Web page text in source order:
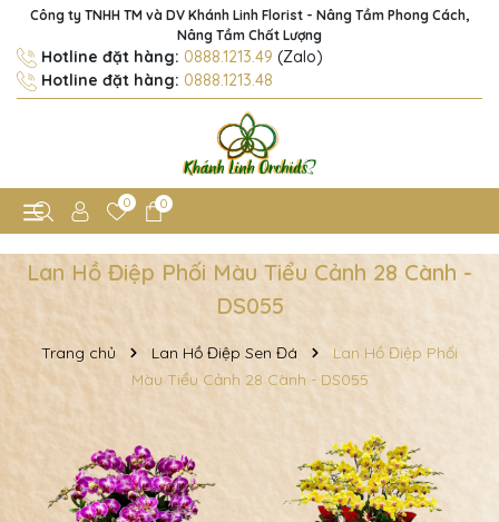
Công ty TNHH TM và DV Khánh Linh Florist - Nâng Tầm Phong Cách,
Nâng Tầm Chất Lượng
Hotline đặt hàng: 0888.1213.49 (Zalo)
Hotline đặt hàng: 0888.1213.48
0 0
Lan Hồ Điệp Phối Màu Tiểu Cảnh 28 Cành -
DS055
Trang chủ Lan Hồ Điệp Sen Đá
Lan Hồ Điệp Phối
Màu Tiểu Cảnh 28 Cành - DS055